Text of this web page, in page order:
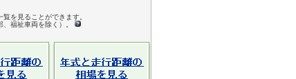
を見ることができます。
福祉車両を除く）。